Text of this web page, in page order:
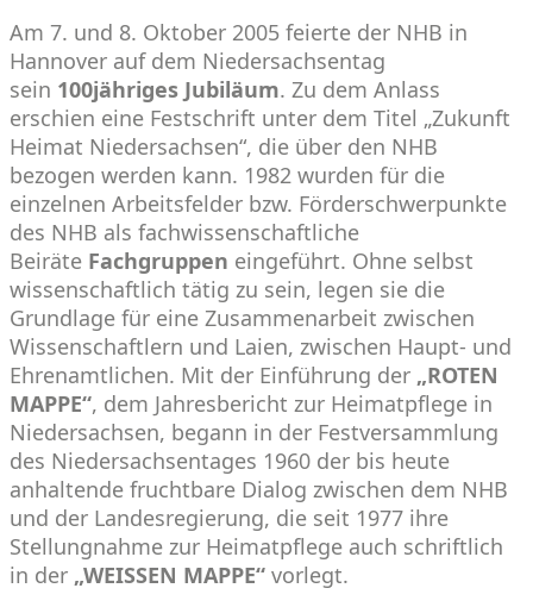
Am 7. und 8. Oktober 2005 feierte der NHB in
Hannover auf dem Niedersachsentag
sein 100jähriges Jubiläum. Zu dem Anlass
erschien eine Festschrift unter dem Titel „Zukunft
Heimat Niedersachsen“, die über den NHB
bezogen werden kann. 1982 wurden für die
einzelnen Arbeitsfelder bzw. Förderschwerpunkte
des NHB als fachwissenschaftliche
Beiräte Fachgruppen eingeführt. Ohne selbst
wissenschaftlich tätig zu sein, legen sie die
Grundlage für eine Zusammenarbeit zwischen
Wissenschaftlern und Laien, zwischen Haupt- und
Ehrenamtlichen. Mit der Einführung der „ROTEN
MAPPE“, dem Jahresbericht zur Heimatpflege in
Niedersachsen, begann in der Festversammlung
des Niedersachsentages 1960 der bis heute
anhaltende fruchtbare Dialog zwischen dem NHB
und der Landesregierung, die seit 1977 ihre
Stellungnahme zur Heimatpflege auch schriftlich
in der „WEISSEN MAPPE“ vorlegt.